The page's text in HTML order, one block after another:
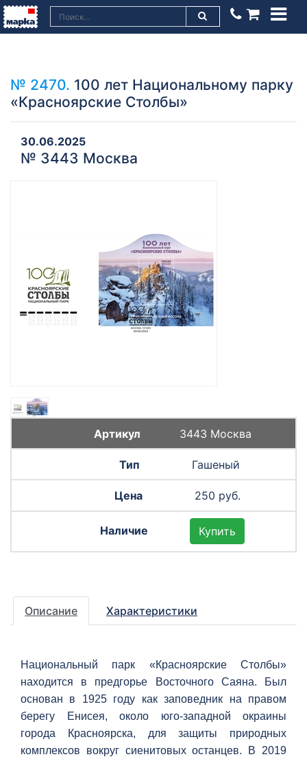
№ 2470. 100 лет Национальному парку
«Красноярские Столбы»
30.06.2025
№ 3443 Москва
3443 Москва
Гашеный
250 руб.
Купить
Описание Характеристики
Национальный парк «Красноярские Столбы»
находится в предгорье Восточного Саяна. Был
основан в 1925 году как заповедник на правом
берегу Енисея, около юго-западной окраины
города Красноярска, для защиты природных
комплексов вокруг сиенитовых останцев. В 2019